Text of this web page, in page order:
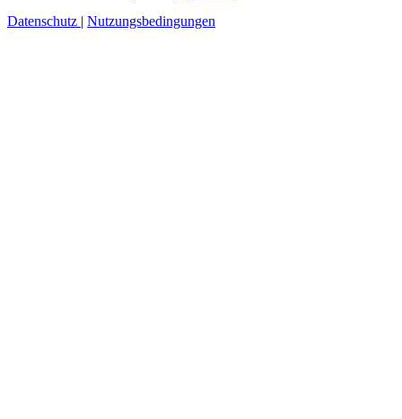
Datenschutz | Nutzungsbedingungen